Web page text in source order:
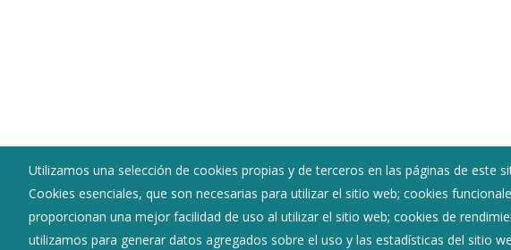
Utilizamos una selección de cookies propias y de terceros en las páginas de este
Cookies esenciales, que son necesarias para utilizar el sitio web; cookies
proporcionan una mejor facilidad de uso al utilizar el sitio web; cookies de
utilizamos para generar datos agregados sobre el uso y las estadísticas del sitio
Ayuntamiento de Valle de Valdebezana
: Plaza Carlos II - Soncillo 09572
: 947153047